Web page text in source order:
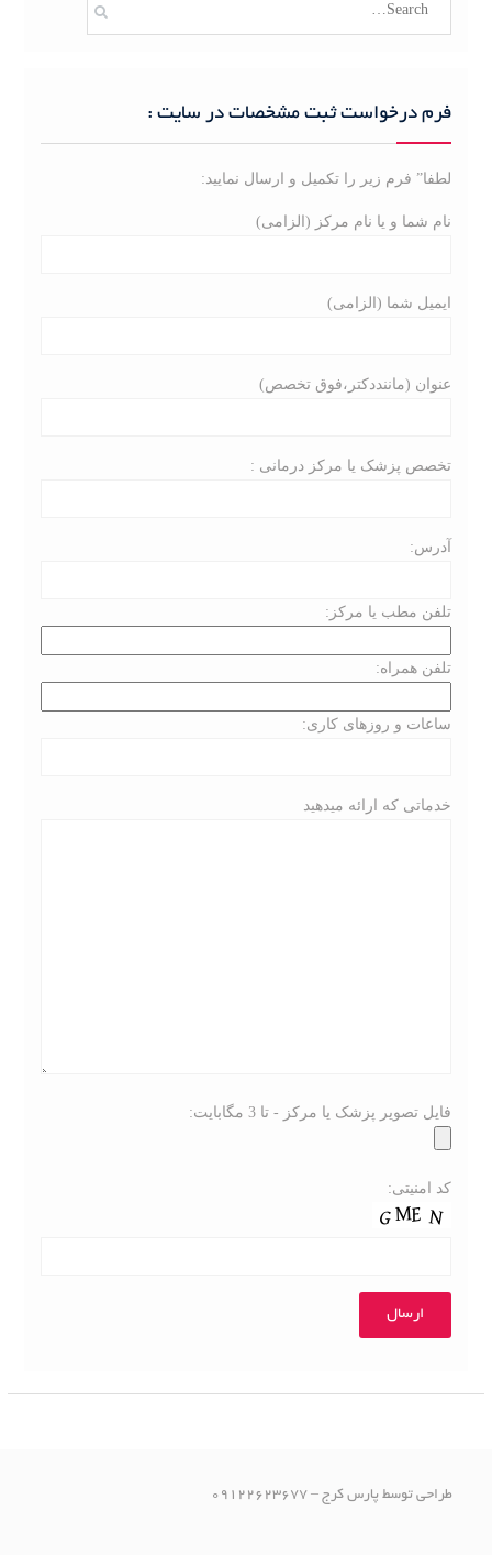
c
o
فرم درخواست ثبت مشخصات در سایت :
لطفا” فرم زیر را تکمیل و ارسال نمایید:
نام شما و یا نام مرکز (الزامی)
ایمیل شما (الزامی)
عنوان (ماننددکتر،فوق تخصص)
تخصص پزشک یا مرکز درمانی :
آدرس:
تلفن مطب یا مرکز:
تلفن همراه:
ساعات و روزهای کاری:
خدماتی که ارائه میدهید
فایل تصویر پزشک یا مرکز - تا 3 مگابایت:
کد امنیتی:
طراحی توسط پارس کرج – 09122623677